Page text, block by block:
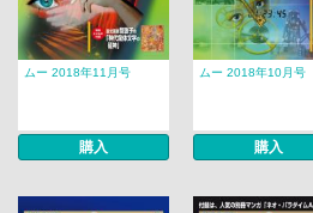
ムー 2018年11月号
購入
ムー 2018年10月号
購入